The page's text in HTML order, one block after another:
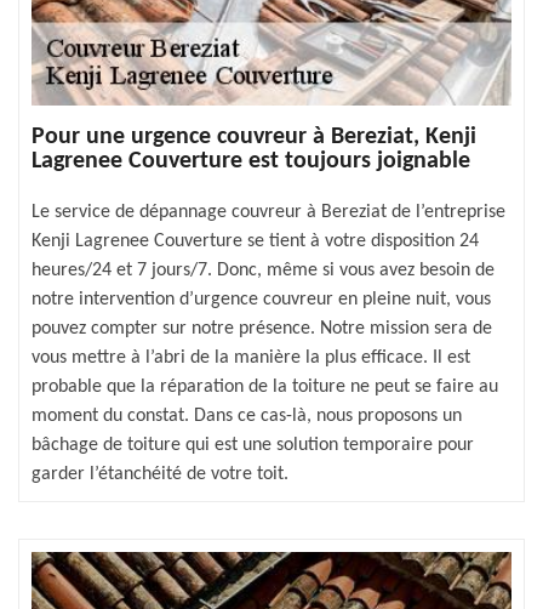
Pour une urgence couvreur à Bereziat, Kenji
Lagrenee Couverture est toujours joignable
Le service de dépannage couvreur à Bereziat de l’entreprise
Kenji Lagrenee Couverture se tient à votre disposition 24
heures/24 et 7 jours/7. Donc, même si vous avez besoin de
notre intervention d’urgence couvreur en pleine nuit, vous
pouvez compter sur notre présence. Notre mission sera de
vous mettre à l’abri de la manière la plus efficace. Il est
probable que la réparation de la toiture ne peut se faire au
moment du constat. Dans ce cas-là, nous proposons un
bâchage de toiture qui est une solution temporaire pour
garder l’étanchéité de votre toit.